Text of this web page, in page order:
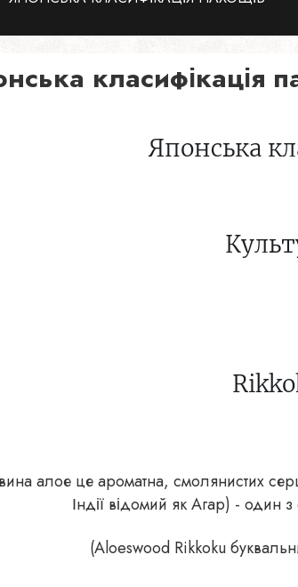
класифікація
Японська
алое це ароматна, смолянистих
Індії відомий як Агар) - один з
(Aloeswood Rikkoku